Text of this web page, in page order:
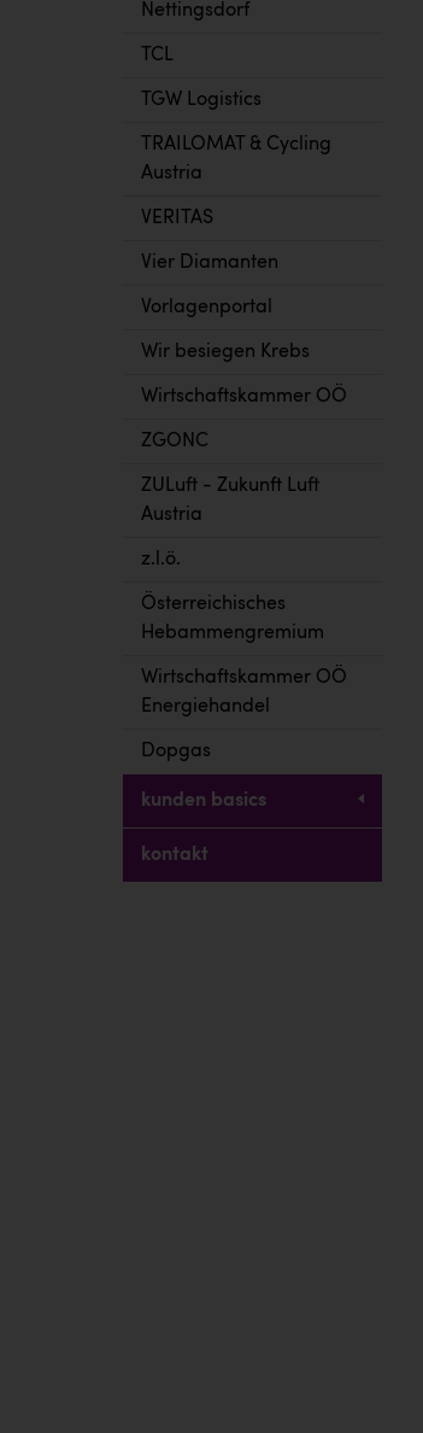
Nettingsdorf
TCL
TGW Logistics
TRAILOMAT & Cycling
Austria
VERITAS
Vier Diamanten
Vorlagenportal
Wir besiegen Krebs
Wirtschaftskammer OÖ
ZGONC
ZULuft - Zukunft Luft
Austria
z.l.ö.
Österreichisches
Hebammengremium
Wirtschaftskammer OÖ
Energiehandel
Dopgas
kunden basics
kontakt